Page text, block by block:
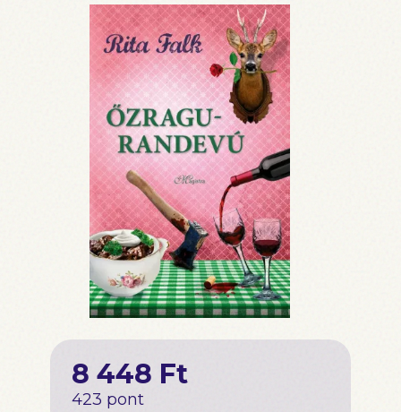
8 448 Ft
423 pont